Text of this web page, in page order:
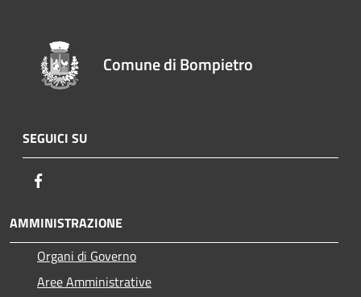
Comune di Bompietro
SEGUICI SU
AMMINISTRAZIONE
Organi di Governo
Aree Amministrative